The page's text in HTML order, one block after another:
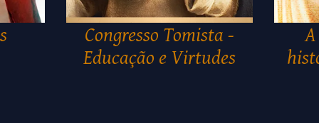
Congresso Tomista -
Educação e Virtudes